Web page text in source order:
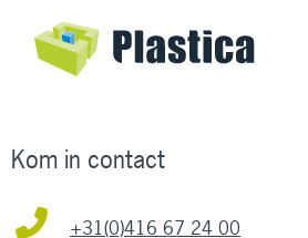
Kom in contact
+31(0)416 67 24 00